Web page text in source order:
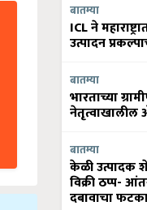
बातम्या
ICL ने
उत्पादन
बातम्या
भारताच्या
नेतृत्वाखालील
बातम्या
केळी उत्पादक
विक्री ठप्प-
दबावाचा